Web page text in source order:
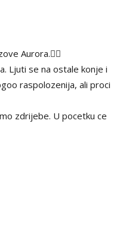
Aurora.👯‍♀️
Ljuti se na ostale konje i
raspolozenija, ali proci
zdrijebe. U pocetku ce